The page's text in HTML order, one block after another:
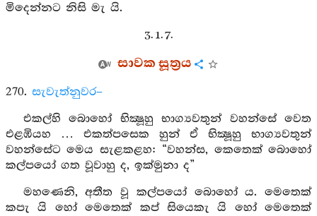
මිදෙන්නට නිසි මැ යි.
3. 1. 7.
සාවක සූත්‍රය
270. සැවැත්නුවර–
එකල්හි බොහෝ භික්‍ෂූහු භාග්‍යවතුන් වහන්සේ වෙත
එළඹියහ … එකත්පසෙක හුන් ඒ භික්‍ෂූහු භාග්‍යවතුන්
වහන්සේට මෙය සැළකළහ: “වහන්ස, කෙතෙක් බොහෝ
කල්පයෝ ගත වූවාහු ද, ඉක්මුනා ද”
මහණෙනි, අතීත වූ කල්පයෝ බොහෝ ය. මෙතෙක්
කපැ යි හෝ මෙතෙක් කප් සියෙකැ යි හෝ මෙතෙක්